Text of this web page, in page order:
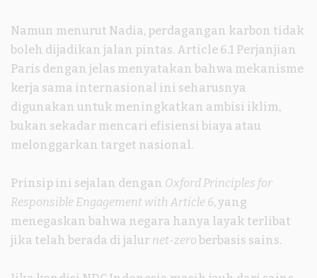
Namun menurut Nadia, perdagangan karbon tidak
boleh dijadikan jalan pintas. Article 6.1 Perjanjian
Paris dengan jelas menyatakan bahwa mekanisme
kerja sama internasional ini seharusnya
digunakan untuk meningkatkan ambisi iklim,
bukan sekadar mencari efisiensi biaya atau
melonggarkan target nasional.
Prinsip ini sejalan dengan Oxford Principles for
Responsible Engagement with Article 6, yang
menegaskan bahwa negara hanya layak terlibat
jika telah berada di jalur net-zero berbasis sains.